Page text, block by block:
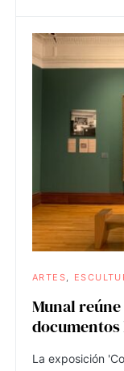
ARTES
Munal reúne
La exposición